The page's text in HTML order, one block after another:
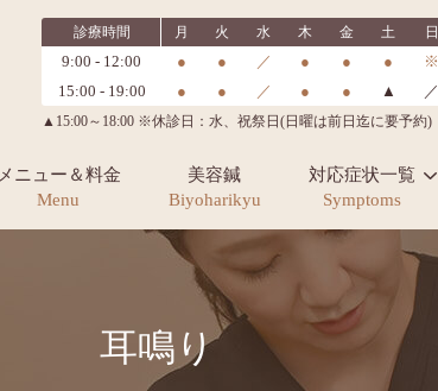
診療時間 月 火 水 木 金 土 日
9:00 - 12:00 ● ● ／ ● ● ●
※
15:00 - 19:00
● ● ／ ● ● ▲ ／
▲15:00～18:00 ※休診日：水、祝祭日(日曜は前日迄に要予約)
メニュー＆料金
Menu
美容鍼
Biyoharikyu
対応症状一覧
Symptoms
耳鳴り